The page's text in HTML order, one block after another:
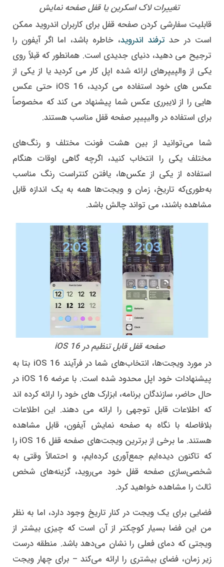
تغییرات لاک اسکرین یا قفل صفحه نمایش
قابلیت سفارشی کردن صفحه قفل برای کاربران اندروید ممکن
است در حد ترفند اندروید، خاطره باشد، اما اگر آیفون را
ترجیح می دهید، دنیای جدیدی است. همانطور که قبلاً روی
یکی از والپیپرهای ارائه شده اپل کار می کردید یا از یکی از
عکس های خود استفاده می کردید، iOS 16 حتی عکس
هایی را از لایبرری عکس شما پیشنهاد می کند که مخصوصاً
برای استفاده در والیپیپر صفحه قفل مناسب هستند.
شما می‌توانید از بین هشت فونت مختلف و رنگ‌های
مختلف یکی را انتخاب کنید، اگرچه گاهی اوقات هنگام
استفاده از یکی از عکس‌ها، یافتن کنتراست رنگ مناسب
به‌طوری‌که تاریخ، زمان و ویجت‌ها همه به یک اندازه قابل
مشاهده باشند، می تواند چالش باشد.
صفحه قفل قابل تنظیم در iOS 16
در مورد ویجت‌ها، انتخاب‌های شما در فرآیند iOS 16 بتا به
پیشنهادات خود اپل محدود شده است. با عرضه iOS 16 در
حال حاضر، سازندگان برنامه، ابزارک های خود را ارائه کرده اند
که اطلاعات قابل توجهی را ارائه می دهند. این اطلاعات
بلافاصله با نگاه به صفحه نمایش آیفون، قابل مشاهده
هستند. ما برخی از برترین ویجت‌های صفحه قفل iOS 16 را
که تاکنون دیده‌ایم جمع‌آوری کرده‌ایم، و احتمالاً وقتی به
شخصی‌سازی صفحه قفل خود می‌روید، گزینه‌های شخص
ثالث را مشاهده خواهید کرد.
فضایی برای یک ویجت در کنار تاریخ وجود دارد، اما به نظر
من این فضا بسیار کوچکتر از آن است که چیزی بیشتر از
ویجتی که دمای فعلی را نشان می‌دهد باشد. منطقه درست
زیر زمان، فضای بیشتری را ارائه می‌کند – برای چهار ویجت